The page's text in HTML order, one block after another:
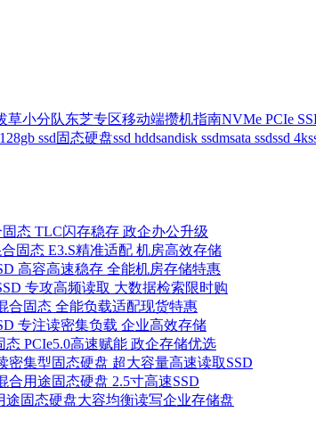
草小分队东芝专区移动端攒机指南NVMe PCIe
128gb ssd固态硬盘ssd hddsandisk ssdmsata ssdssd 4k
态 TLC闪存稳存 政企办公升级
固态 E3.S精准适配 机房高效存储
高容高速稳存 全能机房存储特惠
专攻高频读取 大数据检索限时购
合固态 全能负载适配现货特惠
专注读密集负载 企业高效存储
PCIe5.0高速赋能 政企存储优选
密集型固态硬盘 超大容量高速读取SSD
合用途固态硬盘 2.5寸高速SSD
途固态硬盘大容均衡读写企业存储盘